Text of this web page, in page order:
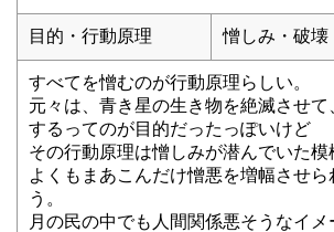
目的・行動原理 憎しみ・破壊
すべてを憎むのが行動原理らしい。
元々は、青き星の生き物を絶滅させて
するってのが目的だったっぽいけど
その行動原理は憎しみが潜んでいた模
よくもまあこんだけ憎悪を増幅させ
う。
月の民の中でも人間関係悪そうなイメ